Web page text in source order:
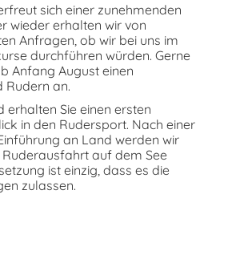
sich einer zunehmenden
wieder erhalten wir von
Anfragen, ob wir bei uns im
durchführen würden. Gerne
Anfang August einen
Rudern an.
erhalten Sie einen ersten
in den Rudersport. Nach einer
an Land werden wir
auf dem See
ist einzig, dass es die
zulassen.